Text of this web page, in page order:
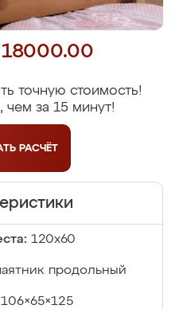
точную стоимость!
за 15 минут!
РАСЧЁТ
120x60
продольный
106×65×125